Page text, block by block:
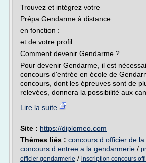
Trouvez et intégrez votre
Prépa Gendarme à distance
en fonction :
et de votre profil
Comment devenir Gendarme ?
Pour devenir Gendarme, il est
concours d'entrée en école de
concours, dont les épreuves sont de
relevées, donnera la possibilité aux
Lire la suite
Site : https://diplomeo.com
Thèmes liés : concours d officier de
concours d entree a la gendarmerie /
officier gendarmerie / inscription concours